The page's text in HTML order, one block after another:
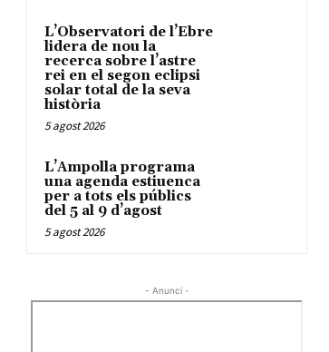
L’Observatori de l’Ebre
lidera de nou la
recerca sobre l’astre
rei en el segon eclipsi
solar total de la seva
història
5 agost 2026
L’Ampolla programa
una agenda estiuenca
per a tots els públics
del 5 al 9 d’agost
5 agost 2026
- Anunci -